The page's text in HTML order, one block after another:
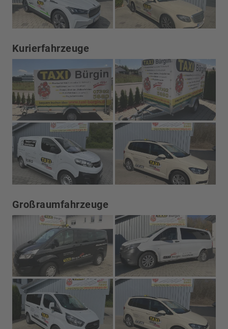
Kurierfahrzeuge
Großraumfahrzeuge